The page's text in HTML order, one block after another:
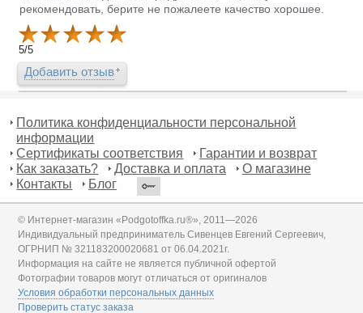
рекомендовать, берите не пожалеете качество хорошее.
5/5
Добавить отзыв
Политика конфиденциальности персональной
информации
Сертификаты соответствия
Гарантии и возврат
Как заказать?
Доставка и оплата
О магазине
Контакты
Блог
© Интернет-магазин «Podgotoffka.ru®», 2011—2026
Индивидуальный предприниматель Сивенцев Евгений Сергеевич,
ОГРНИП № 321183200020681 от 06.04.2021г.
Информация на сайте не является публичной офертой
Фотографии товаров могут отличаться от оригиналов
Условия обработки персональных данных
Проверить статус заказа